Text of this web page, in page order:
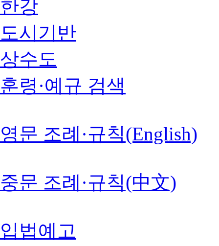
한강
도시기반
상수도
훈령·예규 검색
영문 조례·규칙(English)
중문 조례·규칙(中文)
입법예고